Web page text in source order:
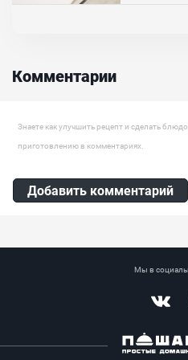
В старину холодец традиционно
ножек без добавления желатина,
тем, кто придерживается
приготовить его из курицы....
Комментарии
Оставить комментарий
Добавить комментарий
Мы в